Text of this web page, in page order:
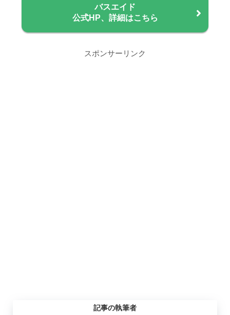
バスエイド
公式HP、詳細はこちら
スポンサーリンク
記事の執筆者